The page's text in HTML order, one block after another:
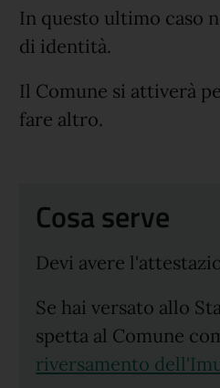
In questo ultimo caso
di identità.
Il Comune si attiverà
fare altro.
Cosa serve
Devi avere
Se hai versato allo
spetta al Comune
riversamento